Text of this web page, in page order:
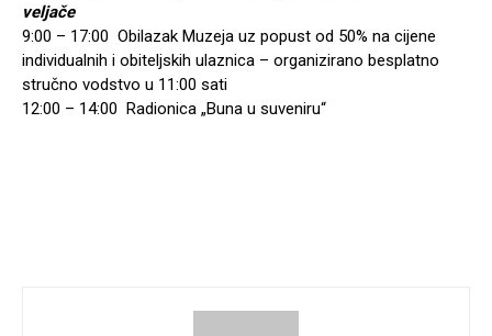
veljače
9:00 – 17:00 Obilazak Muzeja uz popust od 50% na cijene
individualnih i obiteljskih ulaznica – organizirano besplatno
stručno vodstvo u 11:00 sati
12:00 – 14:00 Radionica „Buna u suveniru“